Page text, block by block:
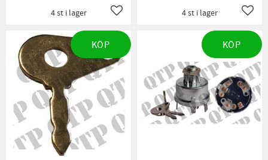
Lägg till i favoriter
4 st i lager 4 st i lager
KÖP KÖP